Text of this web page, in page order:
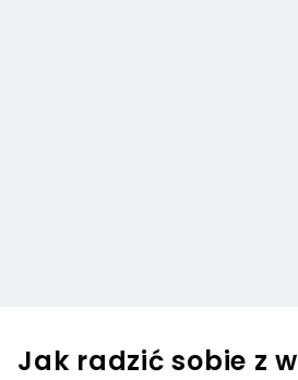
Jak radzić sobie z